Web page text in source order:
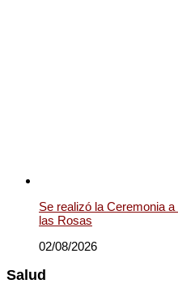
Se realizó la Ceremonia
las Rosas
02/08/2026
Salud